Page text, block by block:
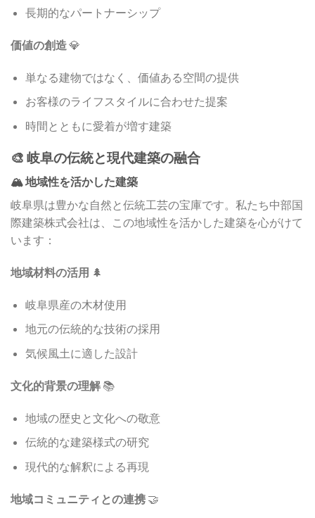
長期的なパートナーシップ
価値の創造💎
単なる建物ではなく、価値ある空間の提供
お客様のライフスタイルに合わせた提案
時間とともに愛着が増す建築
🎨 岐阜の伝統と現代建築の融合
🏔️ 地域性を活かした建築
岐阜県は豊かな自然と伝統工芸の宝庫です。私たち中部国
際建築株式会社は、この地域性を活かした建築を心がけて
います：
地域材料の活用 🌲
岐阜県産の木材使用
地元の伝統的な技術の採用
気候風土に適した設計
文化的背景の理解 📚
地域の歴史と文化への敬意
伝統的な建築様式の研究
現代的な解釈による再現
地域コミュニティとの連携 🤝